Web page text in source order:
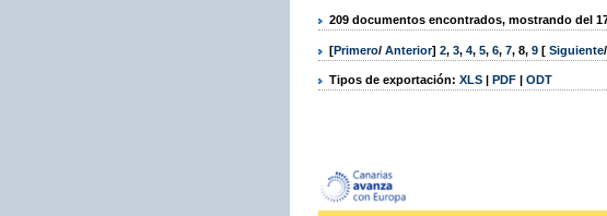
209 documentos encontrados, mostrando del
[Primero/ Anterior] 2, 3, 4, 5, 6, 7, 8, 9 [ Siguiente/
Tipos de exportación: XLS | PDF | ODT